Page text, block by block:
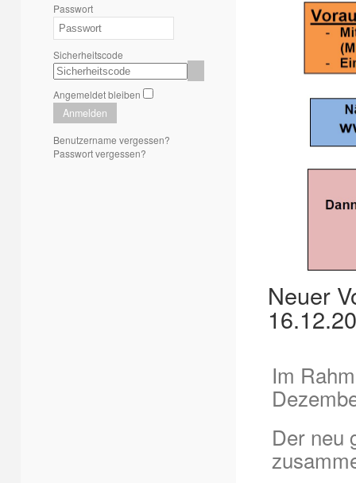
Passwort
Sicherheitscode
Angemeldet bleiben
Anmelden
Benutzername vergessen?
Passwort vergessen?
Neuer
Im
Der neu